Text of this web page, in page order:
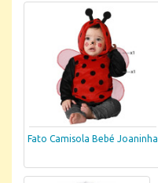
Fato Camisola Bebé Joaninha